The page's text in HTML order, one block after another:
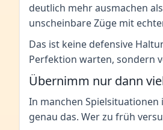
deutlich mehr ausmachen
unscheinbare Züge mit
Das ist keine defensive
Perfektion warten, sondern
Übernimm nur dann
In manchen Spielsituationen
genau das. Wer zu früh